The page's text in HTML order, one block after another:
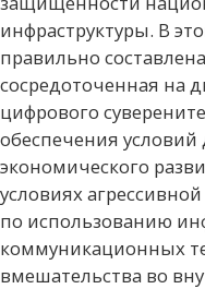
инфраструктуры. В
правильно
сосредоточенная на
цифрового
обеспечения условий
экономического
условиях
по использованию
коммуникационных
вмешательства во